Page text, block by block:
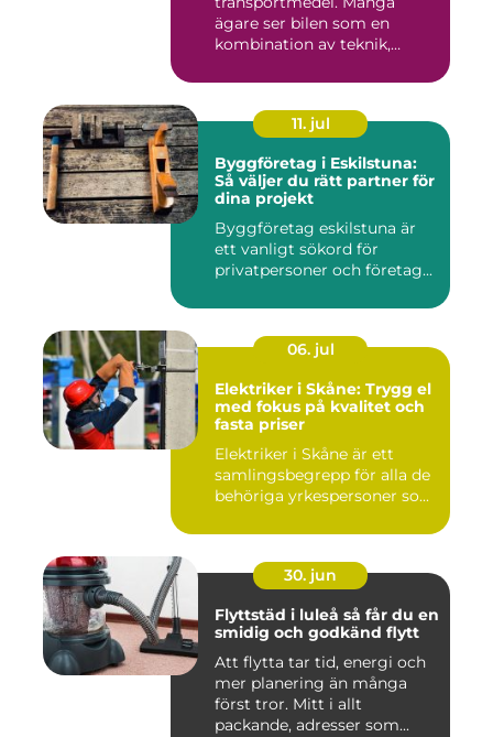
ägare ser bilen som en
kombination av teknik,
11. jul
Byggföretag i Eskilstuna:
Så väljer du rätt partner för
dina projekt
Byggföretag eskilstuna är
ett vanligt sökord för
privatpersoner och företag...
06. jul
Elektriker i Skåne: Trygg el
med fokus på kvalitet och
fasta priser
Elektriker i Skåne är ett
samlingsbegrepp för alla de
behöriga yrkespersoner so...
30. jun
Flyttstäd i luleå så får du en
smidig och godkänd flytt
Att flytta tar tid, energi och
mer planering än många
först tror. Mitt i allt
packande, adresser som...